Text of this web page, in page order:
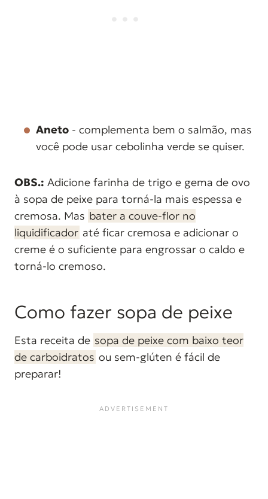
Aneto - complementa bem o salmão, mas
você pode usar cebolinha verde se quiser.
OBS.: Adicione farinha de trigo e gema de ovo
à sopa de peixe para torná-la mais espessa e
cremosa. Mas bater a couve-flor no
liquidificador até ficar cremosa e adicionar o
creme é o suficiente para engrossar o caldo e
torná-lo cremoso.
Como fazer sopa de peixe
Esta receita de sopa de peixe com baixo teor
de carboidratos ou sem-glúten é fácil de
preparar!